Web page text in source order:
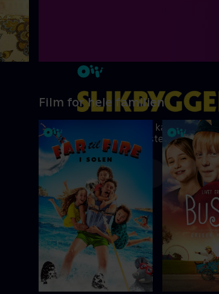
Ni kreative børn kæmper om
Danmarks vildeste slikbygger
Mere info
Film for hele familien